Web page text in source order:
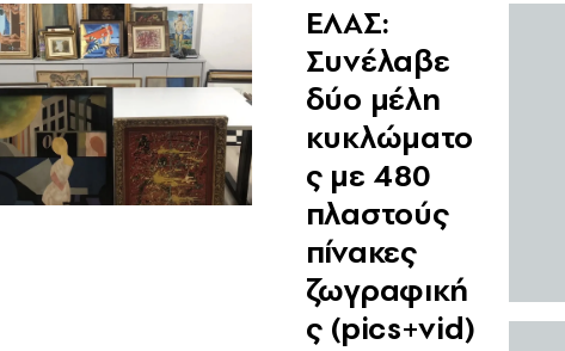
ΕΛΑΣ:
Συνέλαβε
δύο μέλη
κυκλώματο
ς με 480
πλαστούς
πίνακες
ζωγραφική
ς (pics+vid)